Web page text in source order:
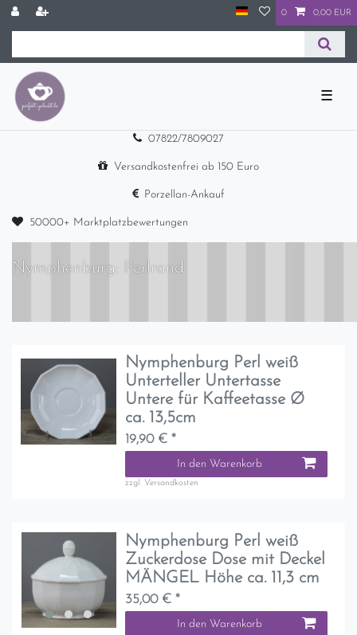
0 0,00 EUR
☰
07822/7809027
Versandkostenfrei ab 150 Euro
Porzellan-Ankauf
50000+ Marktplatzbewertungen
Nymphenburg: Perlrand
Nymphenburg Perl weiß
Unterteller Untertasse
Untere für Kaffeetasse Ø
ca. 13,5cm
19,90 € *
In den Warenkorb
zzgl. Versandkosten
Nymphenburg Perl weiß
Zuckerdose Dose mit Deckel
MÄNGEL Höhe ca. 11,3 cm
35,00 € *
In den Warenkorb